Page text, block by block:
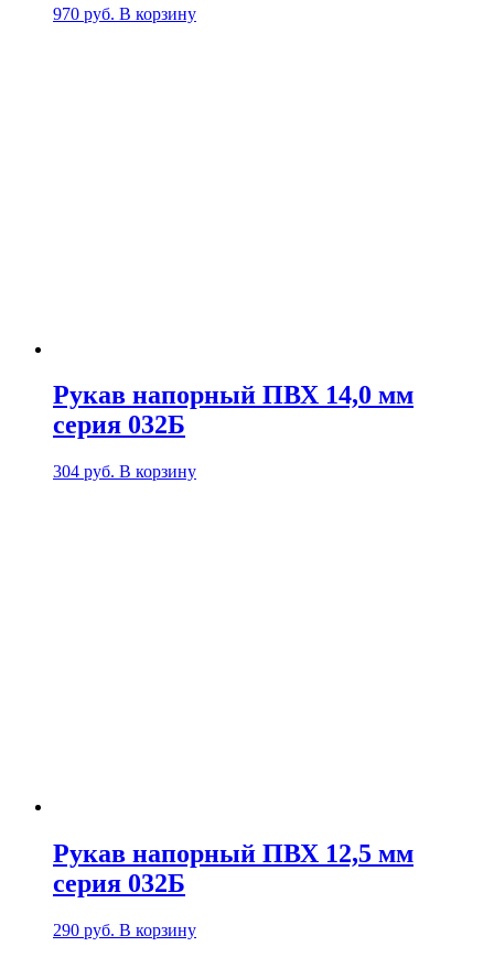
970 руб. В корзину
Рукав напорный ПВХ 14,0 мм
серия 032Б
304 руб. В корзину
Рукав напорный ПВХ 12,5 мм
серия 032Б
290 руб. В корзину